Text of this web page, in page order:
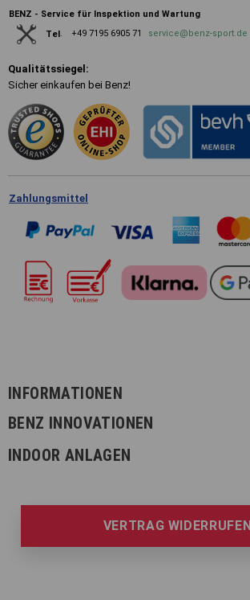
BENZ - Service für Inspektion und Wartung
Tel. +49 7195 6905 71 service@benz-sport.de
Qualitätssiegel:
Sicher einkaufen bei Benz!
Zahlungsmittel
INFORMATIONEN
BENZ INNOVATIONEN
INDOOR ANLAGEN
VERTRAG WIDERRUFEN